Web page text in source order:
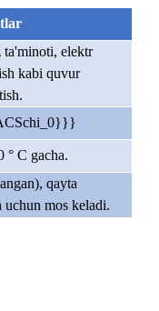
ta'minoti, elektr
kabi quvur
° C gacha.
qayta
uchun mos keladi.